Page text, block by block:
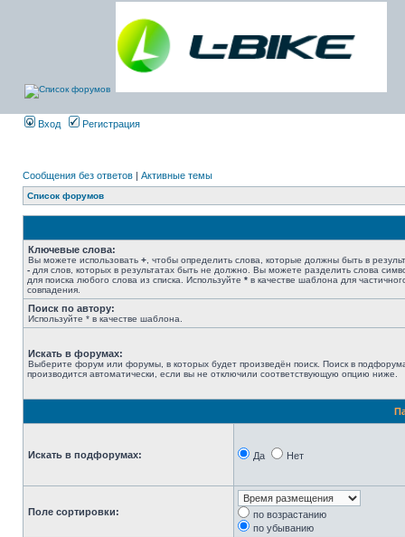
Вход Регистрация
Сообщения без ответов | Активные темы
Список форумов
Ключевые слова:
Вы можете использовать + , чтобы определить слова, которые должны быть в
- для слов, которых в результатах быть не должно. Вы можете разделить слова
для поиска любого слова из списка. Используйте * в качестве шаблона для
совпадения.
Поиск по автору:
Используйте * в качестве шаблона.
Искать в форумах:
Выберите форум или форумы, в которых будет произведён поиск. Поиск в
производится автоматически, если вы не отключили соответствующую опцию ниже.
Искать в подфорумах: Да Нет
Поле сортировки:
по возрастанию
по убыванию